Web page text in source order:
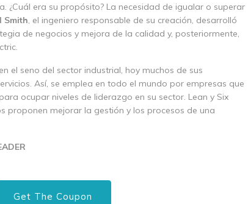
¿Cuál era su propósito? La necesidad de igualar o superar
Smith, el ingeniero responsable de su creación, desarrolló
de negocios y mejora de la calidad y, posteriormente,
el seno del sector industrial, hoy muchos de sus
Así, se emplea en todo el mundo por empresas que
ocupar niveles de liderazgo en su sector. Lean y Six
proponen mejorar la gestión y los procesos de una
Get The Coupon